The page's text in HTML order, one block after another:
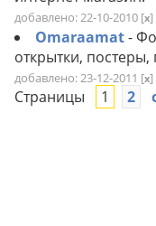
добавлено: 22-10-2010 [x]
Omaraamat-
открытки,
добавлено: 23-12-2011 [x]
Страницы 1 2